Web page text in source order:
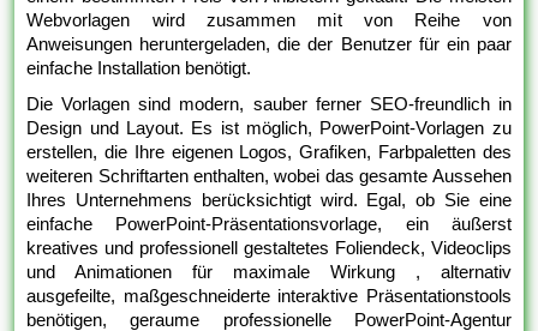
Webvorlagen wird zusammen mit von Reihe von
Anweisungen heruntergeladen, die der Benutzer für ein paar
einfache Installation benötigt.
Die Vorlagen sind modern, sauber ferner SEO-freundlich in
Design und Layout. Es ist möglich, PowerPoint-Vorlagen zu
erstellen, die Ihre eigenen Logos, Grafiken, Farbpaletten des
weiteren Schriftarten enthalten, wobei das gesamte Aussehen
Ihres Unternehmens berücksichtigt wird. Egal, ob Sie eine
einfache PowerPoint-Präsentationsvorlage, ein äußerst
kreatives und professionell gestaltetes Foliendeck, Videoclips
und Animationen für maximale Wirkung , alternativ
ausgefeilte, maßgeschneiderte interaktive Präsentationstools
benötigen, geraume professionelle PowerPoint-Agentur